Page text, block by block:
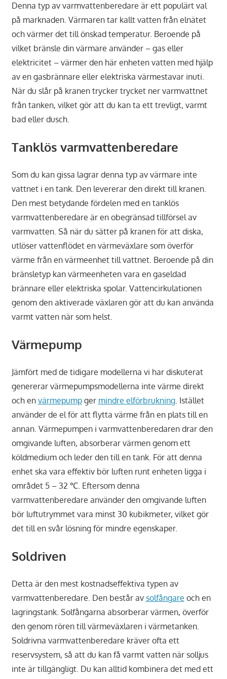
Denna typ av varmvattenberedare är ett populärt val
på marknaden. Värmaren tar kallt vatten från elnätet
och värmer det till önskad temperatur. Beroende på
vilket bränsle din värmare använder – gas eller
elektricitet – värmer den här enheten vatten med hjälp
av en gasbrännare eller elektriska värmestavar inuti.
När du slår på kranen trycker trycket ner varmvattnet
från tanken, vilket gör att du kan ta ett trevligt, varmt
bad eller dusch.
Tanklös varmvattenberedare
Som du kan gissa lagrar denna typ av värmare inte
vattnet i en tank. Den levererar den direkt till kranen.
Den mest betydande fördelen med en tanklös
varmvattenberedare är en obegränsad tillförsel av
varmvatten. Så när du sätter på kranen för att diska,
utlöser vattenflödet en värmeväxlare som överför
värme från en värmeenhet till vattnet. Beroende på din
bränsletyp kan värmeenheten vara en gaseldad
brännare eller elektriska spolar. Vattencirkulationen
genom den aktiverade växlaren gör att du kan använda
varmt vatten när som helst.
Värmepump
Jämfört med de tidigare modellerna vi har diskuterat
genererar värmepumpsmodellerna inte värme direkt
och en värmepumpger mindre elförbrukning. Istället
använder de el för att flytta värme från en plats till en
annan. Värmepumpen i varmvattenberedaren drar den
omgivande luften, absorberar värmen genom ett
köldmedium och leder den till en tank. För att denna
enhet ska vara effektiv bör luften runt enheten ligga i
området 5 – 32 ℃. Eftersom denna
varmvattenberedare använder den omgivande luften
bör luftutrymmet vara minst 30 kubikmeter, vilket gör
det till en svår lösning för mindre egenskaper.
Soldriven
Detta är den mest kostnadseffektiva typen av
varmvattenberedare. Den består av solfångare och en
lagringstank. Solfångarna absorberar värmen, överför
den genom rören till värmeväxlaren i värmetanken.
Soldrivna varmvattenberedare kräver ofta ett
reservsystem, så att du kan få varmt vatten när solljus
inte är tillgängligt. Du kan alltid kombinera det med ett